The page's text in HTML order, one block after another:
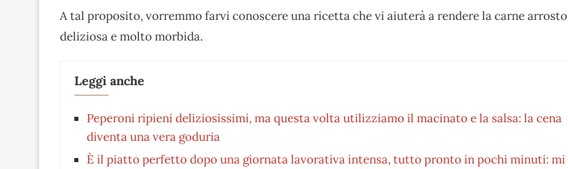
A tal proposito, vorremmo farvi conoscere una ricetta che vi aiuterà a rendere la carne arrosto
deliziosa e molto morbida.
Leggi anche
Peperoni ripieni deliziosissimi, ma questa volta utilizziamo il macinato e la salsa: la cena
diventa una vera goduria
È il piatto perfetto dopo una giornata lavorativa intensa, tutto pronto in pochi minuti: mi